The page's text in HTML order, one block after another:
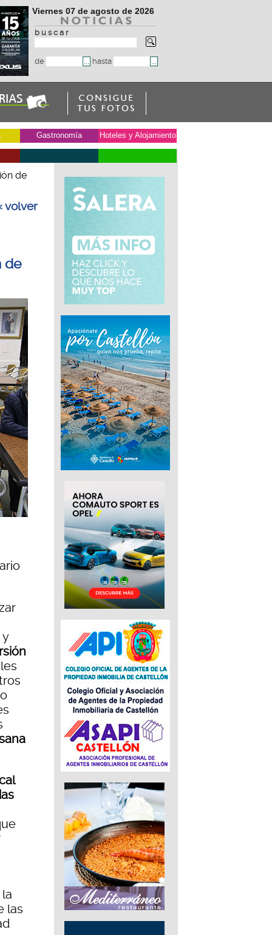
Viernes 07 de agosto de 2026
b u s c a r
de hasta
Gastronomía Hoteles y Alojamiento
de
volver
de
las